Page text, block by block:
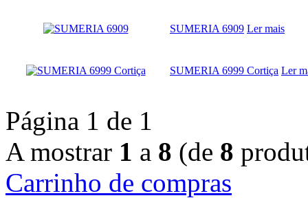
SUMERIA 6909 Ler mais
SUMERIA 6999 Cortiça Ler
Página 1 de 1
A mostrar 1 a 8 (de 8
Carrinho de compras